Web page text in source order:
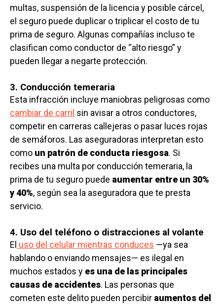
multas, suspensión de la licencia y posible cárcel,
el seguro puede duplicar o triplicar el costo de tu
prima de seguro. Algunas compañías incluso te
clasifican como conductor de “alto riesgo” y
pueden llegar a negarte protección.
3. Conducción temeraria
Esta infracción incluye maniobras peligrosas como
cambiar de carril sin avisar a otros conductores,
competir en carreras callejeras o pasar luces rojas
de semáforos. Las aseguradoras interpretan esto
como un patrón de conducta riesgosa. Si
recibes una multa por conducción temeraria, la
prima de tu seguro puede aumentar entre un 30%
y 40%, según sea la aseguradora que te presta
servicio.
4. Uso del teléfono o distracciones al volante
El uso del celular mientras conduces —ya sea
hablando o enviando mensajes— es ilegal en
muchos estados y es una de las principales
causas de accidentes. Las personas que
cometen este delito pueden percibir aumentos del